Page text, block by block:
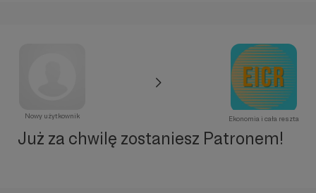
Nowy użytkownik Ekonomia i cała reszta
Już za chwilę zostaniesz Patronem!